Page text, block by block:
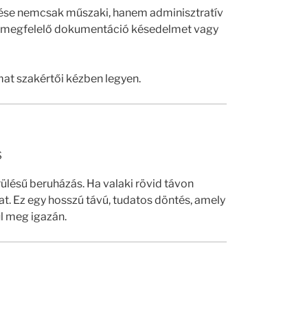
nemcsak műszaki, hanem adminisztratív
dokumentáció késedelmet vagy
szakértői kézben legyen.
beruházás. Ha valaki rövid távon
Ez egy hosszú távú, tudatos döntés, amely
meg igazán.